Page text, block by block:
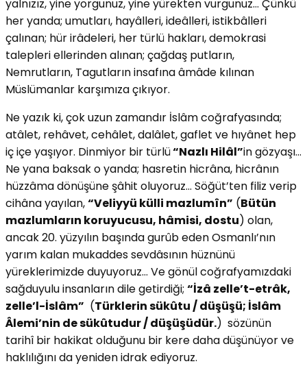
yalnızız, yine yorgunuz, yine yürekten vurgunuz… Çünkü
her yanda; umutları, hayâlleri, ideâlleri, istikbâlleri
çalınan; hür irâdeleri, her türlü hakları, demokrasi
talepleri ellerinden alınan; çağdaş putların,
Nemrutların, Tagutların insafına âmâde kılınan
Müslümanlar karşımıza çıkıyor.
Ne yazık ki, çok uzun zamandır İslâm coğrafyasında;
atâlet, rehâvet, cehâlet, dalâlet, gaflet ve hıyânet hep
iç içe yaşıyor. Dinmiyor bir türlü“Nazlı Hilâl”in gözyaşı…
Ne yana baksak o yanda; hasretin hicrâna, hicrânın
hüzzâma dönüşüne şâhit oluyoruz… Söğüt’ten filiz verip
cihâna yayılan,“Veliyyü külli mazlumîn” (Bütün
mazlumların koruyucusu, hâmisi, dostu) olan,
ancak 20. yüzyılın başında gurûb eden Osmanlı’nın
yarım kalan mukaddes sevdâsının hüznünü
yüreklerimizde duyuyoruz… Ve gönül coğrafyamızdaki
sağduyulu insanların dile getirdiği; “İzâ zelle’t-etrâk,
zelle’l-İslâm” (Türklerin sükûtu / düşüşü; İslâm
Âlemi’nin de sükûtudur / düşüşüdür.) sözünün
tarihî bir hakikat olduğunu bir kere daha düşünüyor ve
haklılığını da yeniden idrak ediyoruz.